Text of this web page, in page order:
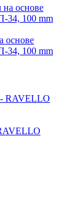
основе
34, 100 mm